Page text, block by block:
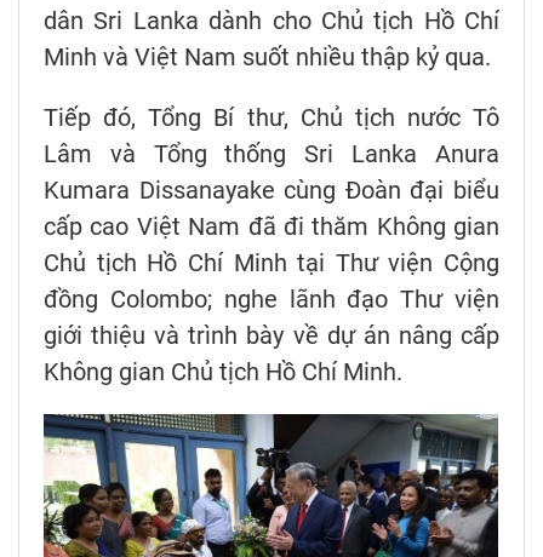
dân Sri Lanka dành cho Chủ tịch Hồ Chí
Minh và Việt Nam suốt nhiều thập kỷ qua.
Tiếp đó, Tổng Bí thư, Chủ tịch nước Tô
Lâm và Tổng thống Sri Lanka Anura
Kumara Dissanayake cùng Đoàn đại biểu
cấp cao Việt Nam đã đi thăm Không gian
Chủ tịch Hồ Chí Minh tại Thư viện Cộng
đồng Colombo; nghe lãnh đạo Thư viện
giới thiệu và trình bày về dự án nâng cấp
Không gian Chủ tịch Hồ Chí Minh.